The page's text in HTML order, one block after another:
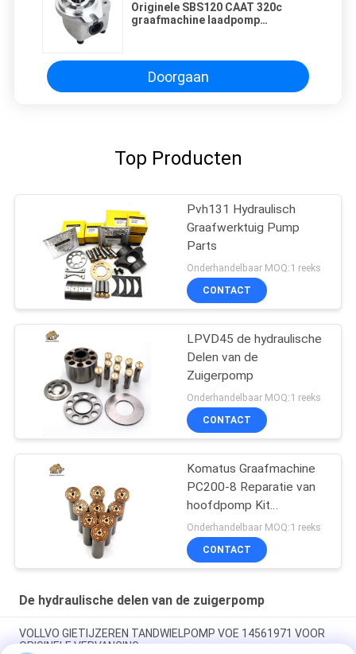
Originele SBS120 CAAT 320c
graafmachine laadpomp
Doorgaan
Top Producten
Pvh131 Hydraulisch
Graafwerktuig Pump
Parts
Onderhandelbaar MOQ:1 reeks
CONTACT
LPVD45 de hydraulische
Delen van de
Zuigerpomp
Onderhandelbaar MOQ:1 reeks
CONTACT
Komatus Graafmachine
PC200-8 Reparatie van
hoofdpomp Kit
Hydraulische pomp
Onderdeel zuigerpomp
Onderhoud reparatie
Onderhandelbaar MOQ:1 reeks
CONTACT
De hydraulische delen van de zuigerpomp
VOLLVO GIETIJZEREN TANDWIELPOMP VOE 14561971 VOOR
ORIGINELE VERVANGING